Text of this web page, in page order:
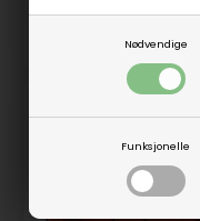
Nødvendige
Funksjonelle